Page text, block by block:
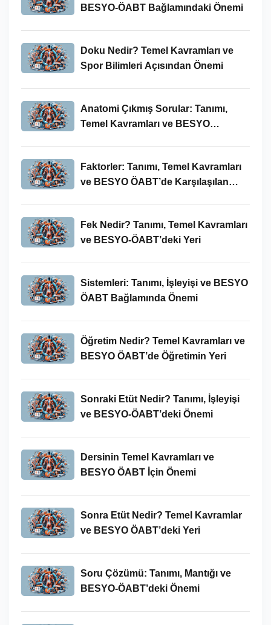
BESYO-ÖABT Bağlamındaki Önemi
Doku Nedir? Temel Kavramları ve
Spor Bilimleri Açısından Önemi
Anatomi Çıkmış Sorular: Tanımı,
Temel Kavramları ve BESYO
Faktorler: Tanımı, Temel Kavramları
ve BESYO ÖABT’de Karşılaşılan
Fek Nedir? Tanımı, Temel Kavramları
ve BESYO-ÖABT’deki Yeri
Sistemleri: Tanımı, İşleyişi ve BESYO
ÖABT Bağlamında Önemi
Öğretim Nedir? Temel Kavramları ve
BESYO ÖABT’de Öğretimin Yeri
Sonraki Etüt Nedir? Tanımı, İşleyişi
ve BESYO-ÖABT’deki Önemi
Dersinin Temel Kavramları ve
BESYO ÖABT İçin Önemi
Sonra Etüt Nedir? Temel Kavramlar
ve BESYO ÖABT’deki Yeri
Soru Çözümü: Tanımı, Mantığı ve
BESYO-ÖABT’deki Önemi